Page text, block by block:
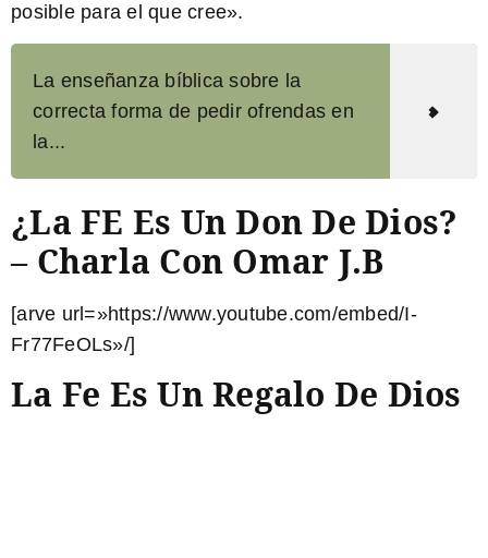
posible para el que cree».
La enseñanza bíblica sobre la
correcta forma de pedir ofrendas en
la...
¿La FE Es Un Don De Dios?
– Charla Con Omar J.B
[arve url=»https://www.youtube.com/embed/I-
Fr77FeOLs»/]
La Fe Es Un Regalo De Dios